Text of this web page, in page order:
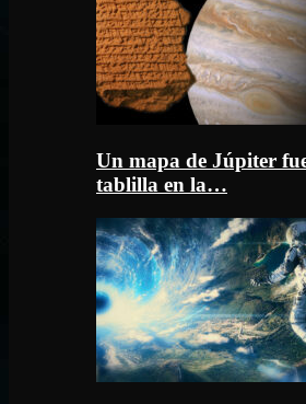
Un mapa de Júpiter
tablilla en la…